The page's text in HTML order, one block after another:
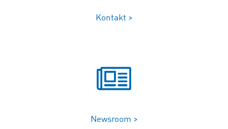
Kontakt >
Newsroom >